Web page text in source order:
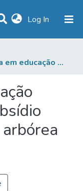
Log In (current)
Programa em educação ambiental como subsídio para recomposição arbórea em São Paulo–SP